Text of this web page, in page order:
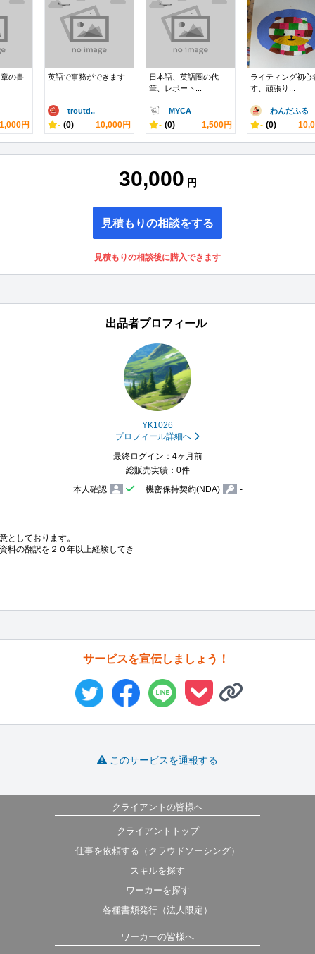
の書
1,000円
英語で事務ができます
troutd..
- (0) 10,000円
日本語、英語圏の代
筆、レポート...
MYCA
- (0) 1,500円
ライティング初心
す、頑張り...
わんだふる
- (0)
30,000 円
見積もりの相談をする
見積もりの相談後に購入できます
出品者プロフィール
YK1026
プロフィール詳細へ
最終ログイン：4ヶ月前
総販売実績：0件
本人確認
機密保持契約(NDA) -
としております。
料の翻訳を２０年以上経験してき
サービスを宣伝しましょう！
このサービスを通報する
クライアントの皆様へ
クライアントトップ
仕事を依頼する（クラウドソーシング）
スキルを探す
ワーカーを探す
各種書類発行（法人限定）
ワーカーの皆様へ